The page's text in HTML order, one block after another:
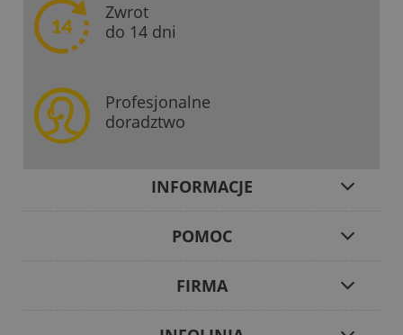
Zwrot
do 14 dni
Profesjonalne
doradztwo
INFORMACJE
POMOC
FIRMA